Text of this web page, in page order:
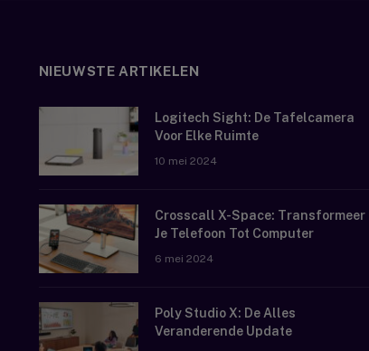
NIEUWSTE ARTIKELEN
Logitech Sight: De Tafelcamera
Voor Elke Ruimte
10 mei 2024
Crosscall X-Space: Transformeer
Je Telefoon Tot Computer
6 mei 2024
Poly Studio X: De Alles
Veranderende Update